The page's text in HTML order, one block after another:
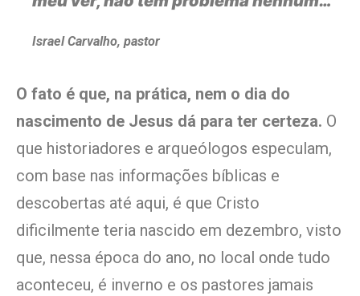
Israel Carvalho, pastor
O fato é que, na prática, nem o dia do
nascimento de Jesus dá para ter certeza. O
que historiadores e arqueólogos especulam,
com base nas informações bíblicas e
descobertas até aqui, é que Cristo
dificilmente teria nascido em dezembro, visto
que, nessa época do ano, no local onde tudo
aconteceu, é inverno e os pastores jamais